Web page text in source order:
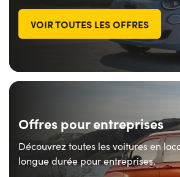
VOIR TOUTES LES OFFRES
Offres pour entreprises
Découvrez toutes les voitures en
longue durée pour entreprises.